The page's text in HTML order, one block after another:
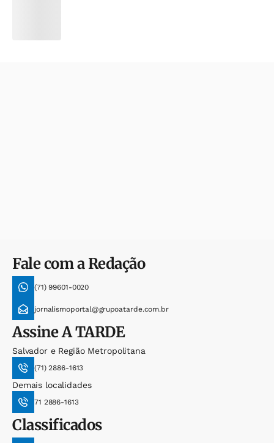
Fale com a Redação
(71) 99601-0020
jornalismoportal@grupoatarde.com.br
AssineA TARDE
Salvador e Região Metropolitana
(71) 2886-1613
Demais localidades
71 2886-1613
Classificados